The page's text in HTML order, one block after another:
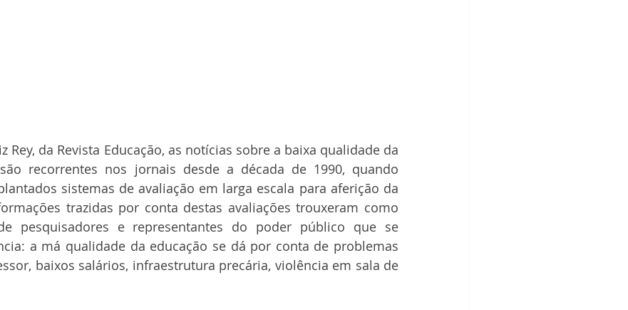
Rey, da Revista Educação, as notícias sobre a baixa qualidade da
recorrentes nos jornais desde a década de 1990, quando
sistemas de avaliação em larga escala para aferição da
trazidas por conta destas avaliações trouxeram como
pesquisadores e representantes do poder público que se
a má qualidade da educação se dá por conta de problemas
baixos salários, infraestrutura precária, violência em sala de